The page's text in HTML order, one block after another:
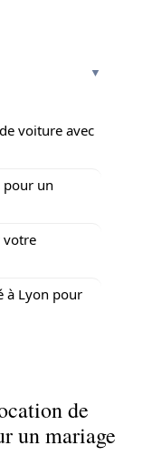
voiture avec
pour un
votre
à Lyon pour
de
un mariage